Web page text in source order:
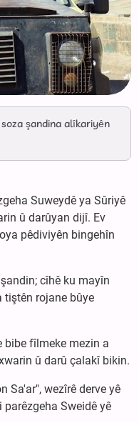
şandina alîkariyên
Suweydê ya Sûriyê
û darûyan dijî. Ev
pêdiviyên bingehîn
cîhê ku mayîn
tiştên rojane bûye
bibe fîlmeke mezin a
û darû çalakî bikin.
Sa'ar", wezîrê derve yê
Sweidê yê